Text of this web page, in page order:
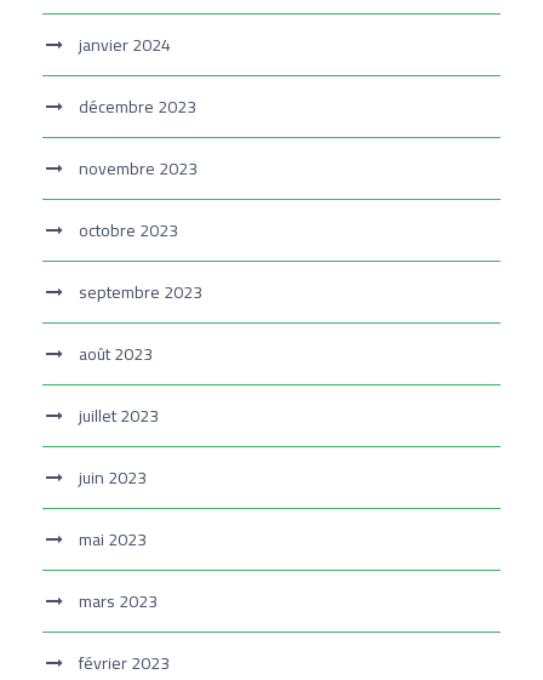
janvier 2024
décembre 2023
novembre 2023
octobre 2023
septembre 2023
août 2023
juillet 2023
juin 2023
mai 2023
mars 2023
février 2023